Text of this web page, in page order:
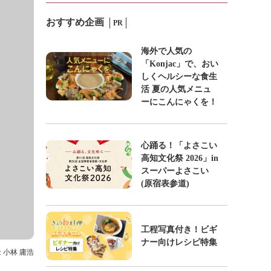
小林 庸浩
おすすめ企画 PR
海外で人気の
「Konjac」で、おい
しくヘルシーな食生
活 夏の人気メニュ
ーにこんにゃくを！
心踊る！「よさこい
高知文化祭 2026」in
スーパーよさこい
(原宿表参道)
工程写真付き！ビギ
ナー向けレシピ特集